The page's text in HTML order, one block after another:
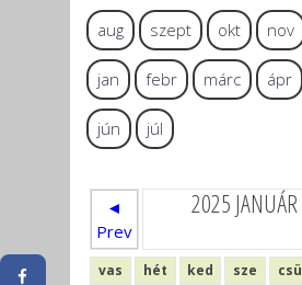
aug szept okt nov
jan febr márc ápr
jún júl
◄
Prev
2025 JANUÁR
vas hét ked sze csü